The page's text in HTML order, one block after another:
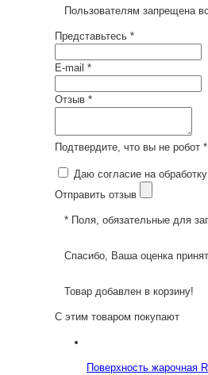
Пользователям запрещена
Представьтесь *
E-mail *
Отзыв *
Подтвердите, что вы не робот *
Даю согласие на
Отправить отзыв
* Поля, обязательные для
Спасибо, Ваша оценка
Товар добавлен в корзину!
С этим товаром покупают
Поверхность жарочная